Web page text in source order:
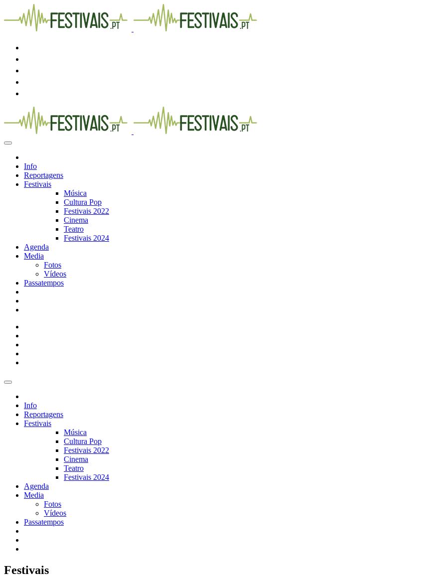
Info
Reportagens
Festivais
Música
Cultura Pop
Festivais 2022
Cinema
Teatro
Festivais 2024
Agenda
Media
Fotos
Vídeos
Passatempos
Info
Reportagens
Festivais
Música
Cultura Pop
Festivais 2022
Cinema
Teatro
Festivais 2024
Agenda
Media
Fotos
Vídeos
Passatempos
Festivais